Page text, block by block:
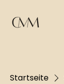
Startseite